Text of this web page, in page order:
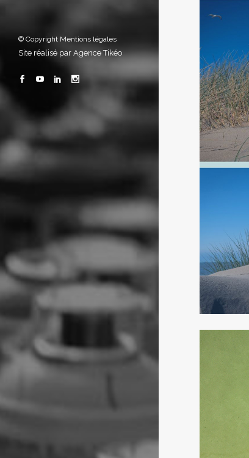
© Copyright Mentions légales
Site réalisé par Agence Tikéo